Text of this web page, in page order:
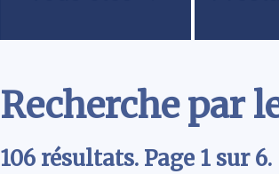
Recherche par
106 résultats. Page 1 sur 6.